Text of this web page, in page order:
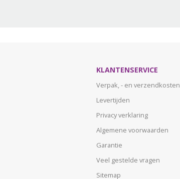
KLANTENSERVICE
Verpak, - en verzendkosten
Levertijden
Privacy verklaring
Algemene voorwaarden
Garantie
Veel gestelde vragen
Sitemap